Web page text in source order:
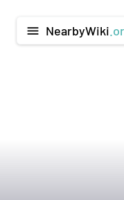
menu NearbyWiki